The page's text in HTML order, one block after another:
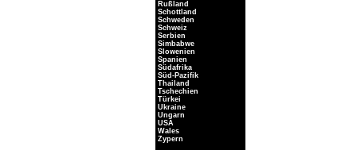
Rußland
Schottland
Schweden
Schweiz
Serbien
Simbabwe
Slowenien
Spanien
Südafrika
Süd-Pazifik
Thailand
Tschechien
Türkei
Ukraine
Ungarn
USA
Wales
Zypern